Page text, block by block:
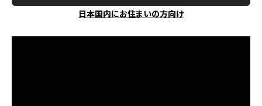
日本国内にお住まいの方向け